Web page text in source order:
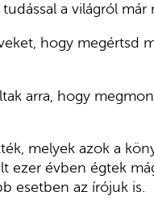
a világról már
hogy megértsd
arra, hogy
melyek azok a
ezer évben égtek
esetben az írójuk is.